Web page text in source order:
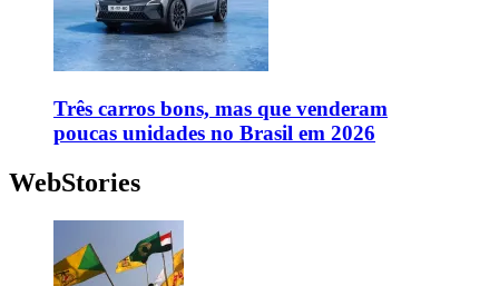
Três carros bons, mas que venderam
poucas unidades no Brasil em 2026
WebStories